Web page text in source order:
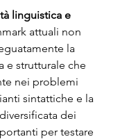
linguistica e
attuali non
la
e strutturale che
nei problemi
sintattiche e la
dei
per testare